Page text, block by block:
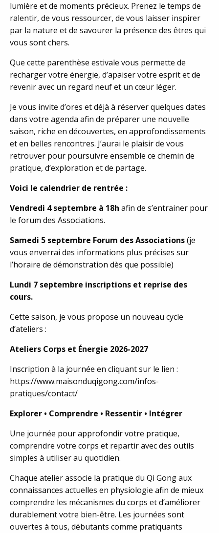
lumière et de moments précieux. Prenez le temps de
ralentir, de vous ressourcer, de vous laisser inspirer
par la nature et de savourer la présence des êtres qui
vous sont chers.
Que cette parenthèse estivale vous permette de
recharger votre énergie, d’apaiser votre esprit et de
revenir avec un regard neuf et un cœur léger.
Je vous invite d’ores et déjà à réserver quelques dates
dans votre agenda afin de préparer une nouvelle
saison, riche en découvertes, en approfondissements
et en belles rencontres. J’aurai le plaisir de vous
retrouver pour poursuivre ensemble ce chemin de
pratique, d’exploration et de partage.
Voici le calendrier de rentrée :
Vendredi 4 septembre à 18h afin de s’entrainer pour
le forum des Associations.
Samedi 5 septembre Forum des Associations(je
vous enverrai des informations plus précises sur
l’horaire de démonstration dès que possible)
Lundi 7 septembre inscriptions et reprise des
cours.
Cette saison, je vous propose un nouveau cycle
d’ateliers :
Ateliers Corps et Énergie 2026-2027
Inscription à la journée en cliquant sur le lien :
https://www.maisonduqigong.com/infos-
pratiques/contact/
Explorer • Comprendre • Ressentir • Intégrer
Une journée pour approfondir votre pratique,
comprendre votre corps et repartir avec des outils
simples à utiliser au quotidien.
Chaque atelier associe la pratique du Qi Gong aux
connaissances actuelles en physiologie afin de mieux
comprendre les mécanismes du corps et d’améliorer
durablement votre bien-être. Les journées sont
ouvertes à tous, débutants comme pratiquants